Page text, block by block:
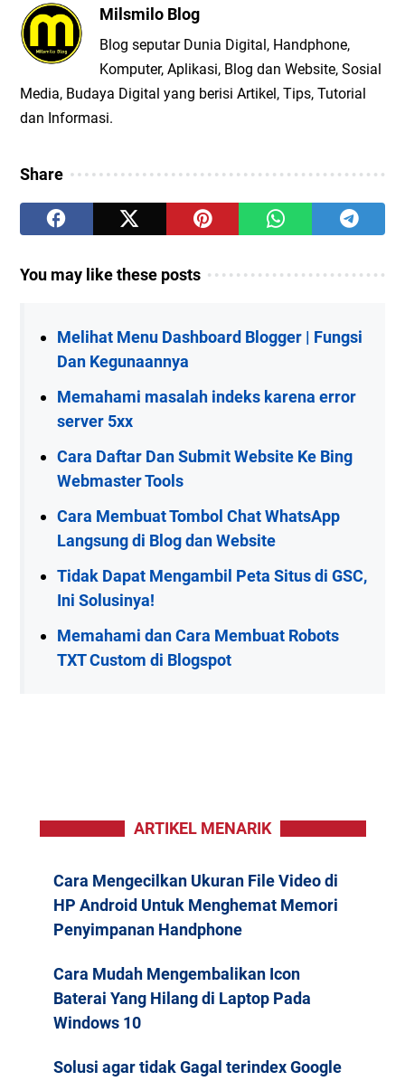
Milsmilo Blog
Blog seputar Dunia Digital, Handphone,
Komputer, Aplikasi, Blog dan Website, Sosial
Media, Budaya Digital yang berisi Artikel, Tips, Tutorial
dan Informasi.
Share
You may like these posts
Melihat Menu Dashboard Blogger | Fungsi
Dan Kegunaannya
Memahami masalah indeks karena error
server 5xx
Cara Daftar Dan Submit Website Ke Bing
Webmaster Tools
Cara Membuat Tombol Chat WhatsApp
Langsung di Blog dan Website
Tidak Dapat Mengambil Peta Situs di GSC,
Ini Solusinya!
Memahami dan Cara Membuat Robots
TXT Custom di Blogspot
ARTIKEL MENARIK
Cara Mengecilkan Ukuran File Video di
HP Android Untuk Menghemat Memori
Penyimpanan Handphone
Cara Mudah Mengembalikan Icon
Baterai Yang Hilang di Laptop Pada
Windows 10
Solusi agar tidak Gagal terindex Google